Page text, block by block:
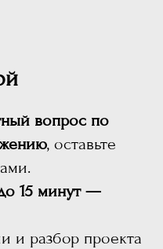
вопрос по
, оставьте
15 минут —
и разбор проекта